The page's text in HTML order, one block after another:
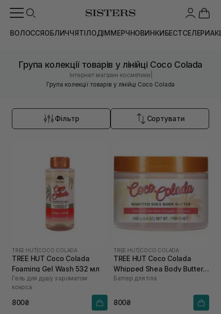
ВОЛОССЯОБЛИЧЧЯТІЛОДІММЕРЧНОВИНКИБЕСТСЕЛЕРИ
Група колекції товарів у лінійці Coco Colada
Інтернет магазин косметики
Група колекції товарів у лінійці Coco Colada
Фільтр Сортувати
TREE HUT COCO COLADA
TREE HUT Coco Colada
Foaming Gel Wash 532 мл
Гель для душу з ароматом
кокоса
800₴
TREE HUT COCO COLADA
TREE HUT Coco Colada
Whipped Shea Body Butter
240 г
Баттер для тіла
800₴